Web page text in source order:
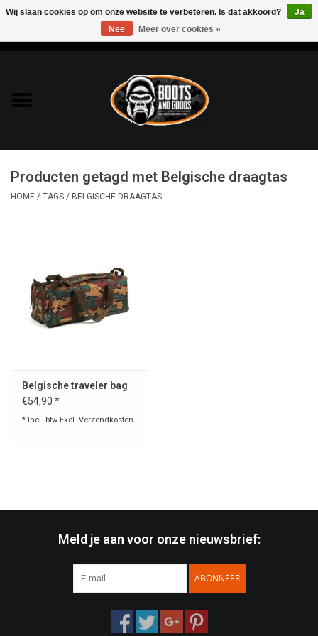
Bags & Packs
Bescherming
Schoenen
Survival
Producten getagd met Belgische draagtas
HOME / TAGS / BELGISCHE DRAAGTAS
Belgische traveler bag
€54,90 *
* Incl. btw Excl. Verzendkosten
Meld je aan voor onze nieuwsbrief:
ABONNEER
Wij slaan cookies op om onze website te verbeteren. Is dat akkoord?
Ja
Nee
Meer over cookies »